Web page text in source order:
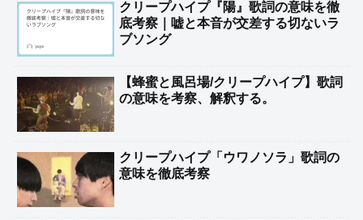
クリープハイプ『陽』歌詞の意味を徹
底考察｜嘘と本音が交差する切ないラ
ブソング
【蜂蜜と風呂場/クリープハイプ】歌詞
の意味を考察、解釈する。
クリープハイプ「ウワノソラ」歌詞の
意味を徹底考察